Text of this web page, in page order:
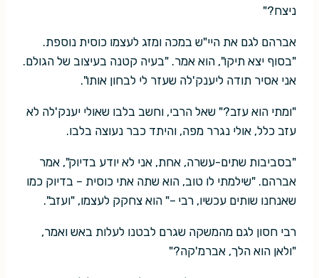
ניצח?"
אברהם לגם את היי"ש במכה ומזג לעצמו כוסית נוספת.
"בסוף יצא תיקו", הוא אמר. "בעיה קטנה בעיצוב של הגולם.
אני אסיר תודה ליענק'לה שעזר לי לבחון אותו".
"ומתי הוא עזב?" שאל הרבי, וחשב בלבו שאולי יענק'לה לא
עזב כלל, אולי נגרר מפה, והיתד כבר נעוצה בלבו.
"בסביבות שתים-עשרה, אחת, אני לא יודע בדיוק", אמר
אברהם. "שילמתי לו טוב, הוא שתה אתי כוסית – בדיוק כמו
שאנחנו שותים עכשיו, רבי –" הוא צחקק לעצמו, "ועזב".
רבי חסון לגם מהמשקה שגרם לבטנו לעלות באש ואמר,
"ולאן הוא הלך, אברמ'קה?"